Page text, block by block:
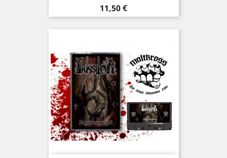
Prix
11,50 €